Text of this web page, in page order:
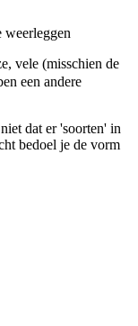
weerleggen
vele (misschien de
een andere
dat er 'soorten' in
bedoel je de vorm